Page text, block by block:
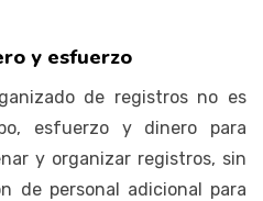
y esfuerzo
de registros no es
esfuerzo y dinero para
y organizar registros, sin
de personal adicional para